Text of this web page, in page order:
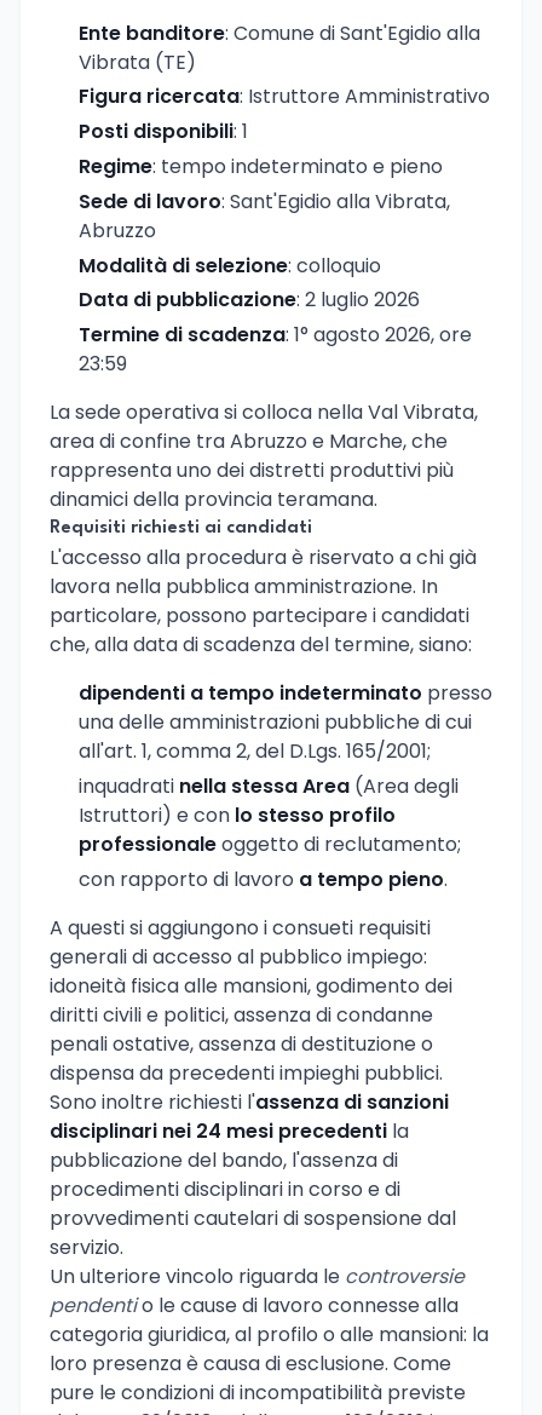
Ente banditore: Comune di Sant'Egidio alla
Vibrata (TE)
Figura ricercata: Istruttore Amministrativo
Posti disponibili: 1
Regime: tempo indeterminato e pieno
Sede di lavoro: Sant'Egidio alla Vibrata,
Abruzzo
Modalità di selezione: colloquio
Data di pubblicazione: 2 luglio 2026
Termine di scadenza: 1° agosto 2026, ore
23:59
La sede operativa si colloca nella Val Vibrata,
area di confine tra Abruzzo e Marche, che
rappresenta uno dei distretti produttivi più
dinamici della provincia teramana.
Requisiti richiesti ai candidati
L'accesso alla procedura è riservato a chi già
lavora nella pubblica amministrazione. In
particolare, possono partecipare i candidati
che, alla data di scadenza del termine, siano:
dipendenti a tempo indeterminato presso
una delle amministrazioni pubbliche di cui
all'art. 1, comma 2, del D.Lgs. 165/2001;
inquadrati nella stessa Area (Area degli
Istruttori) e con lo stesso profilo
professionaleoggetto di reclutamento;
con rapporto di lavoro a tempo pieno.
A questi si aggiungono i consueti requisiti
generali di accesso al pubblico impiego:
idoneità fisica alle mansioni, godimento dei
diritti civili e politici, assenza di condanne
penali ostative, assenza di destituzione o
dispensa da precedenti impieghi pubblici.
Sono inoltre richiesti l'assenza di sanzioni
disciplinari nei 24 mesi precedenti la
pubblicazione del bando, l'assenza di
procedimenti disciplinari in corso e di
provvedimenti cautelari di sospensione dal
servizio.
Un ulteriore vincolo riguarda le controversie
pendentio le cause di lavoro connesse alla
categoria giuridica, al profilo o alle mansioni: la
loro presenza è causa di esclusione. Come
pure le condizioni di incompatibilità previste